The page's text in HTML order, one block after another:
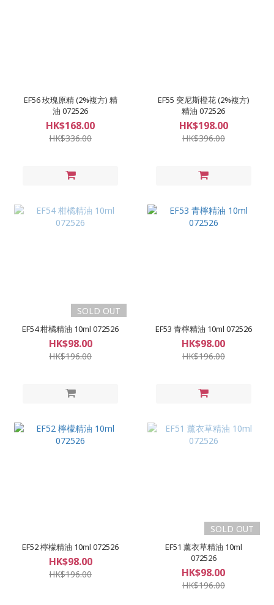
EF56 玫瑰原精 (2%複方) 精
油 072526
HK$168.00
HK$336.00
EF55 突尼斯橙花 (2%複方)
精油 072526
HK$198.00
HK$396.00
SOLD OUT
EF54 柑橘精油 10ml 072526
HK$98.00
HK$196.00
EF53 青檸精油 10ml 072526
HK$98.00
HK$196.00
EF52 檸檬精油 10ml 072526
HK$98.00
HK$196.00
SOLD OUT
EF51 薰衣草精油 10ml
072526
HK$98.00
HK$196.00